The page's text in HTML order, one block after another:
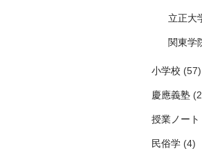
立正大
関東学
小学校 (57)
慶應義塾
授業ノート
民俗学(4)